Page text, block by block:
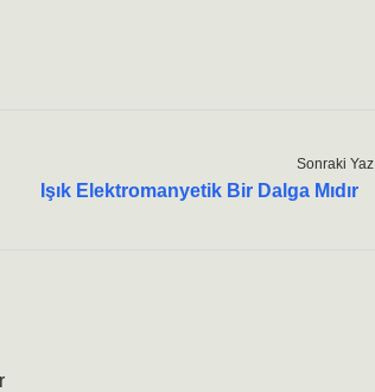
Sonraki
Işık Elektromanyetik Bir Dalga Mıdır